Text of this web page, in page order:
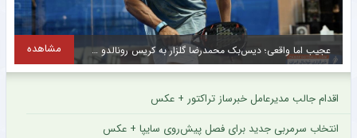
تقابل جالب دو ایرانی در لیگ عراق + عکس مشاهده
اقدام جالب مدیرعامل خبرساز تراکتور + عکس
انتخاب سرمربی جدید برای فصل پیش‌روی سایپا + عکس